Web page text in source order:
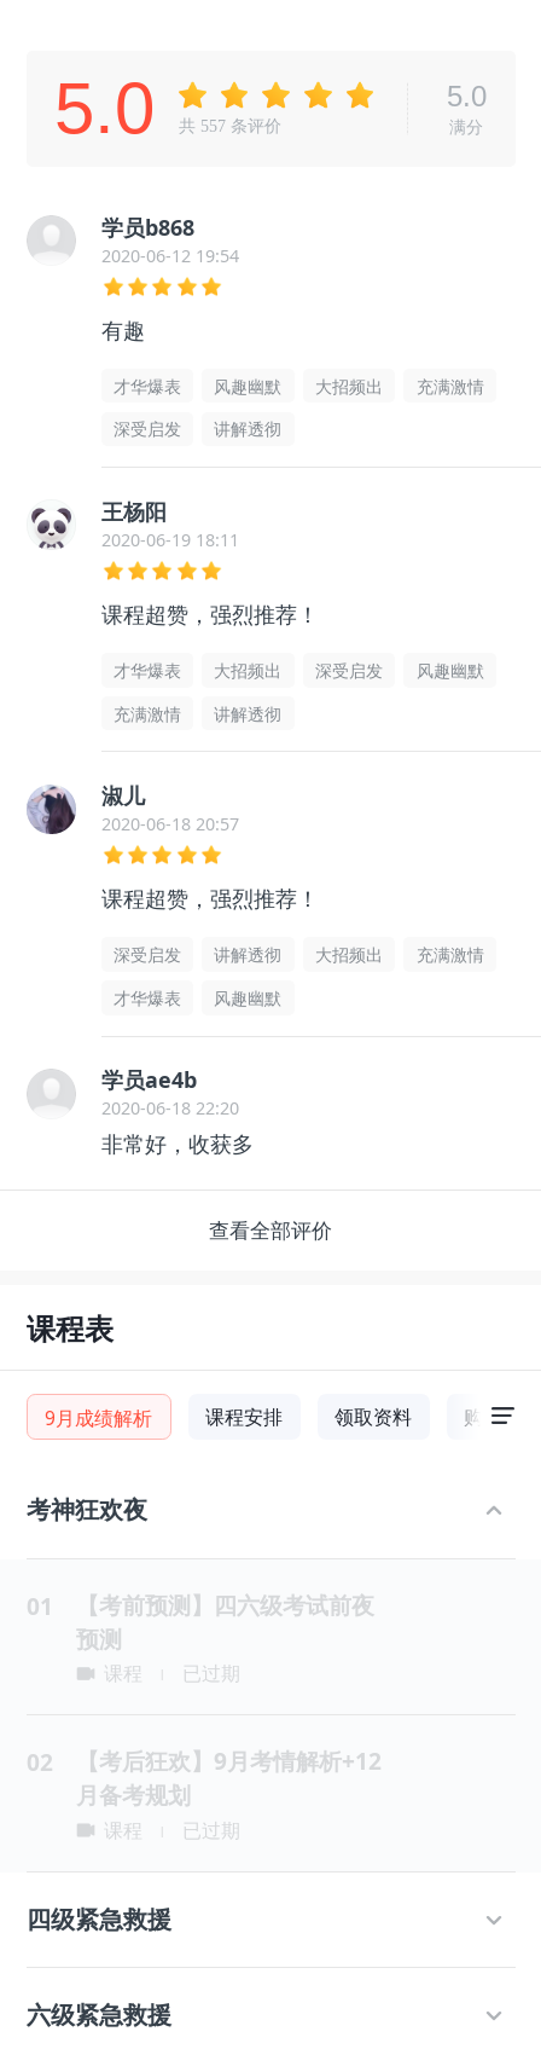
5.0 共 557 条评价
5.0
满分
学员b868
2020-06-12 19:54
有趣
才华爆表 风趣幽默 大招频出
充满激情
深受启发
讲解透彻
王杨阳
2020-06-19 18:11
课程超赞，强烈推荐！
才华爆表 大招频出 深受启发
风趣幽默
充满激情
讲解透彻
淑儿
2020-06-18 20:57
课程超赞，强烈推荐！
深受启发 讲解透彻 大招频出
充满激情
才华爆表
风趣幽默
学员ae4b
2020-06-18 22:20
非常好，收获多
查看全部评价
课程表
9月成绩解析 课程安排 领取资料 购课福利
考神狂欢夜
01
【考前预测】四六级考试前夜
预测
课程 已过期
02
【考后狂欢】9月考情解析+12
月备考规划
课程 已过期
四级紧急救援
六级紧急救援